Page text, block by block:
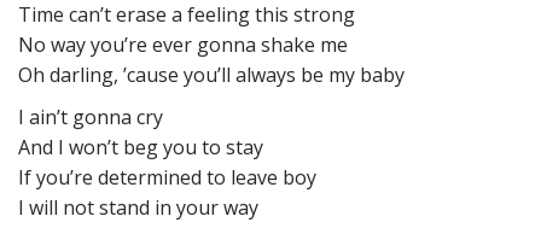
Time can’t erase a feeling this strong
No way you’re ever gonna shake me
Oh darling, ’cause you’ll always be my baby
I ain’t gonna cry
And I won’t beg you to stay
If you’re determined to leave boy
I will not stand in your way